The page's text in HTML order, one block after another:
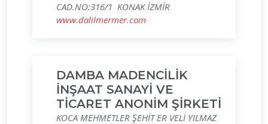
CAD.NO:316/1 KONAK İZMİR
www.dalilmermer.com
DAMBA MADENCİLİK
İNŞAAT SANAYİ VE
TİCARET ANONİM ŞİRKETİ
KOCA MEHMETLER ŞEHİT ER VELİ YILMAZ